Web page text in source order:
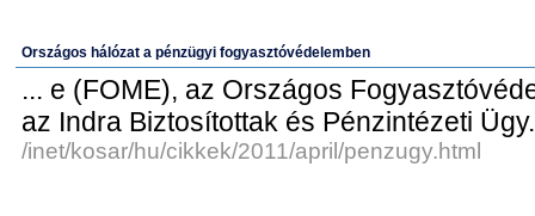
Országos hálózat a pénzügyi fogyasztóvédelemben
... e (FOME), az Országos
az Indra Biztosítottak és Pénzintézeti
/inet/kosar/hu/cikkek/2011/april/penzugy.html